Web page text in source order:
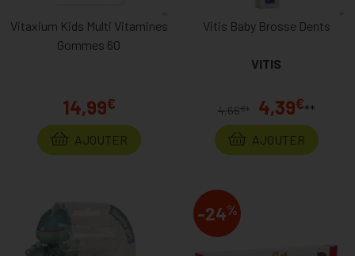
Vitaxium Kids Multi Vitamines
Gommes 60
14,99€
AJOUTER
Vitis Baby Brosse Dents
VITIS
4,66€ * 4,39€**
AJOUTER
-24%